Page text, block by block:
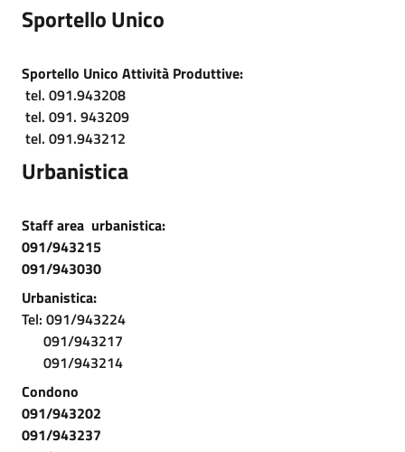
Sportello Unico
Sportello Unico Attività Produttive:
tel. 091.943208
tel. 091. 943209
tel. 091.943212
Urbanistica
Staff area urbanistica:
091/943215
091/943030
Urbanistica:
Tel: 091/943224
091/943217
091/943214
Condono
091/943202
091/943237